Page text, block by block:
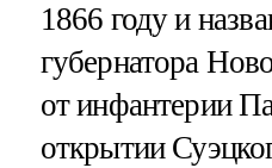
1866 году и
губернатора
от инфантерии
открытии